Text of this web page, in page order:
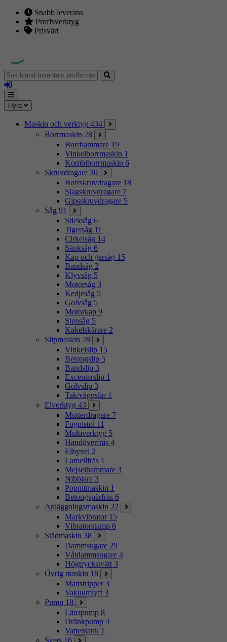
Snabb leverans
Proffsverktyg
Prisvärt
Sök
bland
tusentals
proffsmaskiner
Logga
in
Mina
sidor
Meny
Hyra
Maskin och verktyg 434
Borrmaskin 28
Borrhammare 19
Vinkelborrmaskin 1
Kombiborrmaskin 6
Skruvdragare 30
Borrskruvdragare 18
Slagskruvdragare 7
Gipsskruvdragare 5
Såg 91
Sticksåg 6
Tigersåg 11
Cirkelsåg 14
Sänksåg 6
Kap och gersåg 15
Bandsåg 2
Klyvsåg 5
Motorsåg 3
Kedjesåg 5
Golvsåg 5
Motorkap 9
Stensåg 5
Kakelskärare 2
Slipmaskin 28
Vinkelslip 15
Betongslip 5
Bandslip 3
Excenterslip 1
Golvslip 3
Tak/väggslip 1
Elverktyg 43
Mutterdragare 7
Fogpistol 11
Multiverktyg 5
Handöverfräs 4
Elhyvel 2
Lamellfräs 1
Mejselhammare 3
Nibblare 3
Popnitmaskin 1
Betongspårfräs 6
Anläggningsmaskin 22
Markvibrator 15
Vibratorstamp 6
Städmaskin 38
Dammsugare 29
Våtdammsugare 4
Högtryckstvätt 3
Övrig maskin 18
Mattstripper 3
Vakuumlyft 3
Pump 18
Länspump 8
Dränkpump 4
Vattentank 1
Svets 16